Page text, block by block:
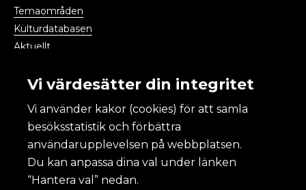
Temaområden
Kulturdatabasen
Aktuellt
Kulturanalys
Om Kulturanalys
Lättläst
Om webbplatsen och kakor
Vi värdesätter din integritet
Vi använder kakor (cookies) för att samla
besöksstatistik och förbättra
användarupplevelsen på webbplatsen.
Du kan anpassa dina val under länken
“Hantera val” nedan.